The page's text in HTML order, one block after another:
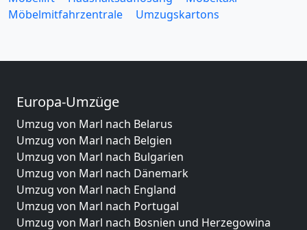
Möbelmitfahrzentrale
Umzugskartons
Europa-Umzüge
Umzug von Marl nach Belarus
Umzug von Marl nach Belgien
Umzug von Marl nach Bulgarien
Umzug von Marl nach Dänemark
Umzug von Marl nach England
Umzug von Marl nach Portugal
Umzug von Marl nach Bosnien und Herzegowina